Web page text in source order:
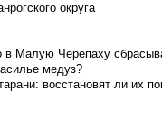
округа
в Малую Черепаху
медуз?
восстановят ли их